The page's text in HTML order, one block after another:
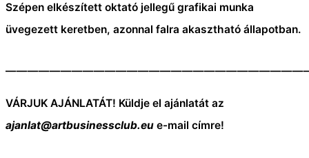
Szépen elkészített oktató jellegű grafikai munka
üvegezett keretben, azonnal falra akasztható állapotban.
VÁRJUK AJÁNLATÁT! Küldje el ajánlatát az
ajanlat@artbusinessclub.eu e-mail címre!